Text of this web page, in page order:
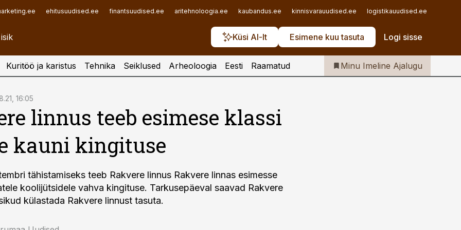
ehitusuudised.ee finantsuudised.ee aritehnoloogia.ee kaubandus.ee kinnisvarauudised.ee logistikauudised.ee
Küsi AI-lt Esimene kuu tasuta Logi sisse
Iseteenindus
Telli Imeline Ajalugu
Kuritöö ja karistus Tehnika Seiklused Arheoloogia Eesti Raamatud Minu Imeline Ajalugu
16:05
linnus teeb esimese klassi
kauni kingituse
tähistamiseks teeb Rakvere linnus Rakvere linnas esimesse
koolijütsidele vahva kingituse. Tarkusepäeval saavad Rakvere
külastada Rakvere linnust tasuta.